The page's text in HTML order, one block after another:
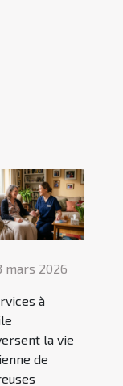
mars 2026
à
la vie
de